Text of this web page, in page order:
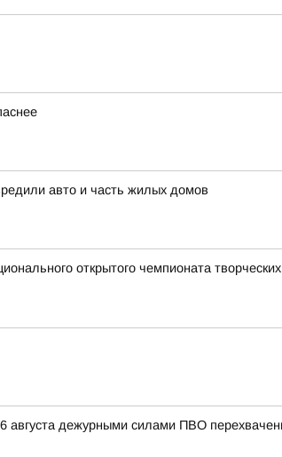
авто и часть жилых домов
открытого чемпионата
дежурными силами ПВО